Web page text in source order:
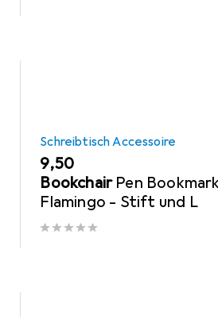
Schreibtisch Accessoire
EUR
9,50
Bookchair Pen
Flamingo - Stift und L